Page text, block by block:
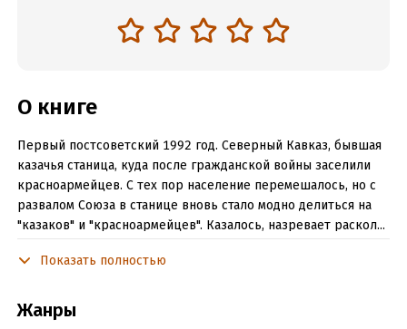
О книге
Первый постсоветский 1992 год. Северный Кавказ, бывшая
казачья станица, куда после гражданской войны заселили
красноармейцев. С тех пор население перемешалось, но с
развалом Союза в станице вновь стало модно делиться на
"казаков" и "красноармейцев". Казалось, назревает раскол...
сплотившее "красных" и "белых". Оным оказались несколько
дома...
Показать полностью
Жанры